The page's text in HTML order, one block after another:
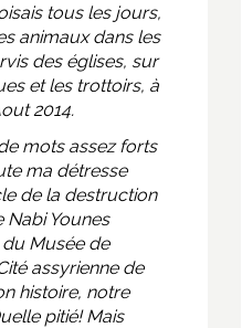
tous les jours,
animaux dans les
des églises, sur
et les trottoirs, à
2014.
mots assez forts
ma détresse
de la destruction
Nabi Younes
Musée de
assyrienne de
histoire, notre
pitié! Mais